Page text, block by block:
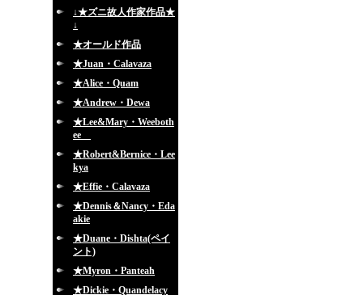
↓★ズニ故人作家作品★
↓
★オールド作品
★Juan・Calavaza
★Alice・Quam
★Andrew・Dewa
★Lee&Mary・Weeboth
ee
★Robert&Bernice・Lee
kya
★Effie・Calavaza
★Dennis＆Nancy・Eda
akie
★Duane・Dishta(ペイ
ント)
★Myron・Panteah
★Dickie・Quandelacy